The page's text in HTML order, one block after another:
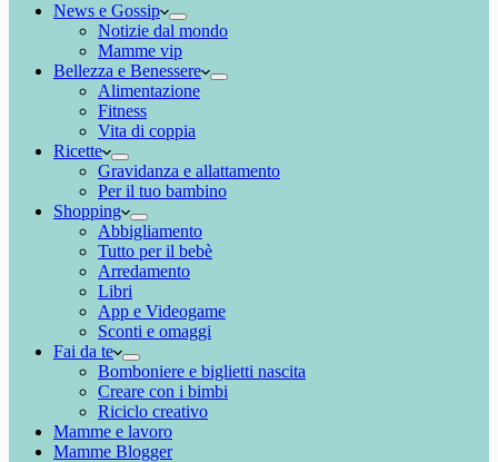
News e Gossip
Notizie dal mondo
Mamme vip
Bellezza e Benessere
Alimentazione
Fitness
Vita di coppia
Ricette
Gravidanza e allattamento
Per il tuo bambino
Shopping
Abbigliamento
Tutto per il bebè
Arredamento
Libri
App e Videogame
Sconti e omaggi
Fai da te
Bomboniere e biglietti nascita
Creare con i bimbi
Riciclo creativo
Mamme e lavoro
Mamme Blogger